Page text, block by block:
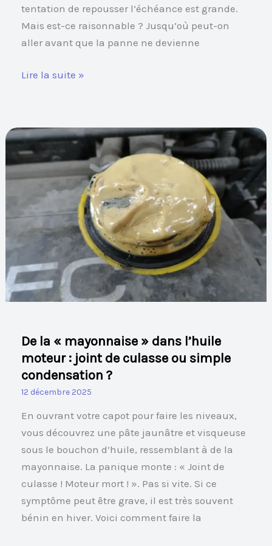
tentation de repousser l’échéance est grande.
Mais est-ce raisonnable ? Jusqu’où peut-on
aller avant que la panne ne devienne
Lire la suite »
De la « mayonnaise » dans l’huile
moteur : joint de culasse ou simple
condensation ?
12 décembre 2025
En ouvrant votre capot pour faire les niveaux,
vous découvrez une pâte jaunâtre et visqueuse
sous le bouchon d’huile, ressemblant à de la
mayonnaise. La panique monte : « Joint de
culasse ! Moteur mort ! ». Pas si vite. Si ce
symptôme peut être grave, il est très souvent
bénin en hiver. Voici comment faire la
De
la
« mayonnaise »
l’huile
moteur
de
culasse
ou
condensation
?